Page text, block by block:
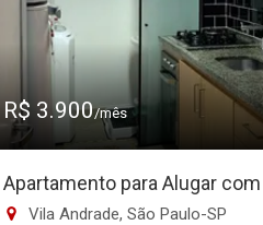
R$ 3.900/mês
Apartamento para Alugar
Vila Andrade, São Paulo-SP